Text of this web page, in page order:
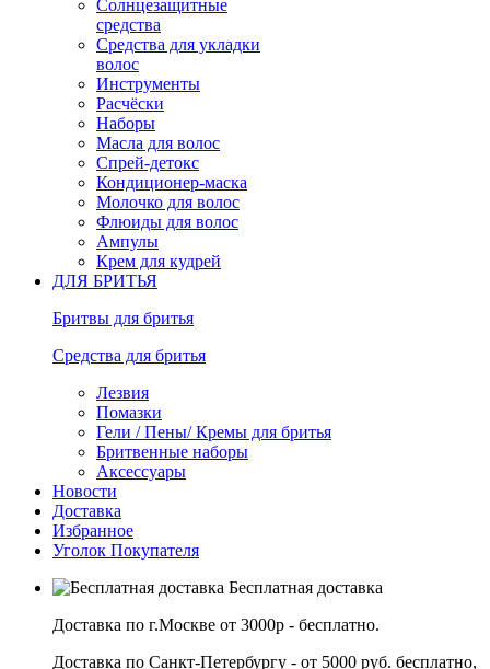
Солнцезащитные
средства
Средства для укладки
волос
Инструменты
Расчёски
Наборы
Масла для волос
Спрей-детокс
Кондиционер-маска
Молочко для волос
Флюиды для волос
Ампулы
Крем для кудрей
ДЛЯ БРИТЬЯ
Бритвы для бритья
Средства для бритья
Лезвия
Помазки
Гели / Пены/ Кремы для бритья
Бритвенные наборы
Аксессуары
Новости
Доставка
Избранное
Уголок Покупателя
Бесплатная доставка
Доставка по г.Москве от 3000р - бесплатно.
Доставка по Санкт-Петербургу - от 5000 руб. бесплатно,